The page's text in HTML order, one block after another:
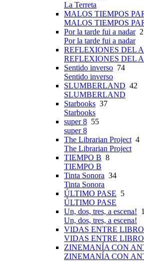
La Terreta
MALOS TIEMPOS
MALOS TIEMPOS
Por la tarde fui a nadar2
Por la tarde fui a nadar
REFLEXIONES DEL
REFLEXIONES DEL
Sentido inverso 74
Sentido inverso
SLUMBERLAND 42
SLUMBERLAND
Starbooks 37
Starbooks
super 8 55
super 8
The Librarian Project 4
The Librarian Project
TIEMPO B 8
TIEMPO B
Tinta Sonora 34
Tinta Sonora
ÚLTIMO PASE 5
ÚLTIMO PASE
Un, dos, tres, a escena!
Un, dos, tres, a escena!
VIDAS ENTRE
VIDAS ENTRE
ZINEMANÍA CON
ZINEMANÍA CON